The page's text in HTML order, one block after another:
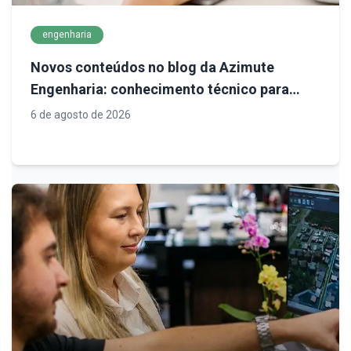
engenharia
Novos conteúdos no blog da Azimute
Engenharia: conhecimento técnico para
decisões mais seguras em infraestrutura
6 de agosto de 2026